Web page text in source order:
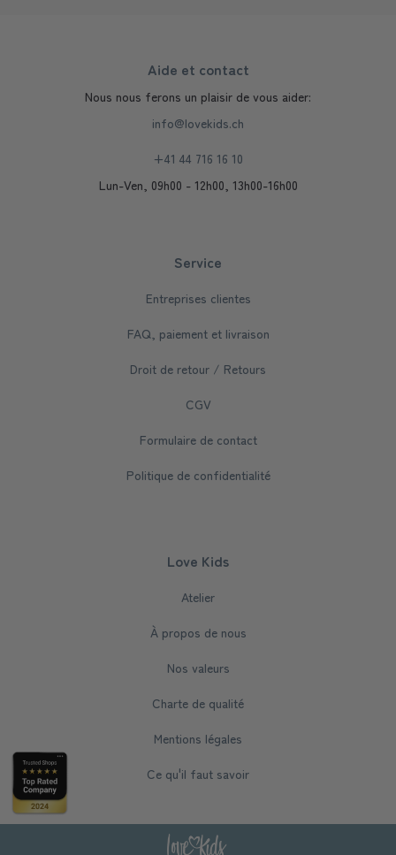
Aide et contact
Nous nous ferons un plaisir de vous aider:
info@lovekids.ch
+41 44 716 16 10
Lun-Ven, 09h00 - 12h00, 13h00-16h00
Service
Entreprises clientes
FAQ, paiement et livraison
Droit de retour / Retours
CGV
Formulaire de contact
Politique de confidentialité
Love Kids
Atelier
À propos de nous
Nos valeurs
Charte de qualité
Mentions légales
Ce qu'il faut savoir